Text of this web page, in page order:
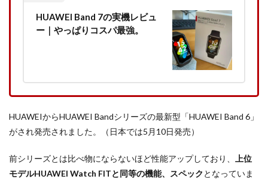
HUAWEI Band 7の実機レビュ
ー｜やっぱりコスパ最強。
HUAWEIからHUAWEI Bandシリーズの最新型「HUAWEI Band 6」
がされ発売されました。（日本では5月10日発売）
前シリーズとは比べ物にならないほど性能アップしており、
上位
モデルHUAWEI Watch FITと同等の機能、スペック となっていま